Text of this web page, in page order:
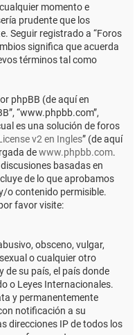
momento e
prudente que los
Seguir registrado a “Foros
significa que acuerda
términos tal como
phpBB (de aquí en
“www.phpbb.com”,
es una solución de foros
v2 en Ingles” (de aquí
dewww.phpbb.com.
basadas en
de lo que aprobamos
o contenido permisible.
favor visite:
obsceno, vulgar,
o cualquier otro
de su país, el país donde
o Leyes Internacionales.
y permanentemente
notificación a su
direcciones IP de todos los